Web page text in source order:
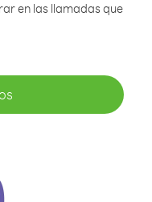
en las llamadas que